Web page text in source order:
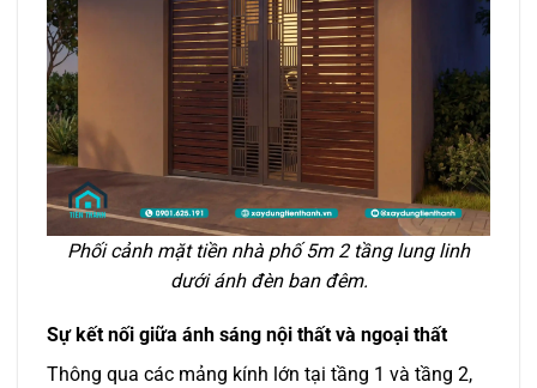
Phối cảnh mặt tiền nhà phố 5m 2 tầng lung linh
dưới ánh đèn ban đêm.
Sự kết nối giữa ánh sáng nội thất và ngoại thất
Thông qua các mảng kính lớn tại tầng 1 và tầng 2,